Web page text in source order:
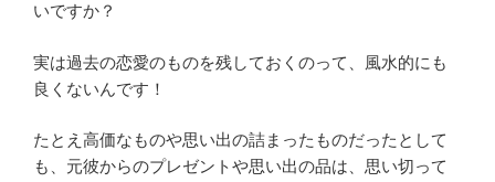
いですか？
実は過去の恋愛のものを残しておくのって、風水的にも
良くないんです！
たとえ高価なものや思い出の詰まったものだったとして
も、元彼からのプレゼントや思い出の品は、思い切って